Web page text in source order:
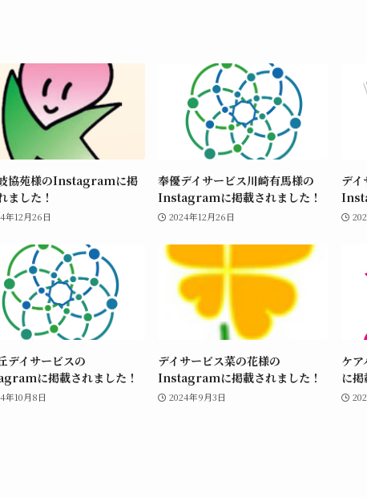
協苑様のInstagramに掲
ました！
年12月26日
奉優デイサービス川崎有馬様の
Instagramに掲載されました！
2024年12月26日
デ
デイサービスの
に掲載されました！
年10月8日
デイサービス菜の花様の
Instagramに掲載されました！
2024年9月3日
ケ
に掲